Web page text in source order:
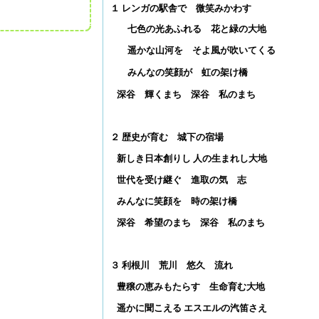
１ レンガの駅舎で 微笑みかわす
七色の光あふれる 花と緑の大地
遥かな山河を そよ風が吹いてくる
みんなの笑顔が 虹の架け橋
深谷 輝くまち 深谷 私のまち
２ 歴史が育む 城下の宿場
新しき日本創りし 人の生まれし大地
世代を受け継ぐ 進取の気 志
みんなに笑顔を 時の架け橋
深谷 希望のまち 深谷 私のまち
３ 利根川 荒川 悠久 流れ
豊穣の恵みもたらす 生命育む大地
遥かに聞こえる エスエルの汽笛さえ